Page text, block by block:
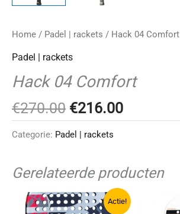
Home / Padel | rackets / Hack 04 Comfort
Padel | rackets
Hack 04 Comfort
€270.00 Oorspronkelijke
prijs
was:
€270.00.
€216.00Huidige
prijs
€216.00.
Categorie: Padel | rackets
Gerelateerde producten
Actie!